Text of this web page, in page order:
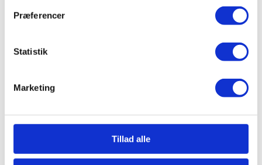
Præferencer
Statistik
Marketing
Tillad alle
Eleven kan også anvende sekundære data ved at
analysere eksisterende statistikker og rapporter fra
Sundhedsstyrelsen, om fedmeprævalens og årsager
gennemgå videnskabelige artikler og bøger, der
beskriver tidligere forskning om fedme, dens
Reliabilitet:Eleven skal sikre, at spørgeskemaet er